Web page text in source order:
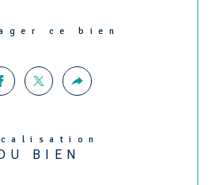
Robinet, de l'agence
ce bien
BIEN